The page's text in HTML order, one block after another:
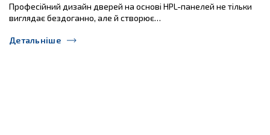
Професійний дизайн дверей на основі HPL-панелей не тільки
виглядає бездоганно, але й створює…
Детальніше